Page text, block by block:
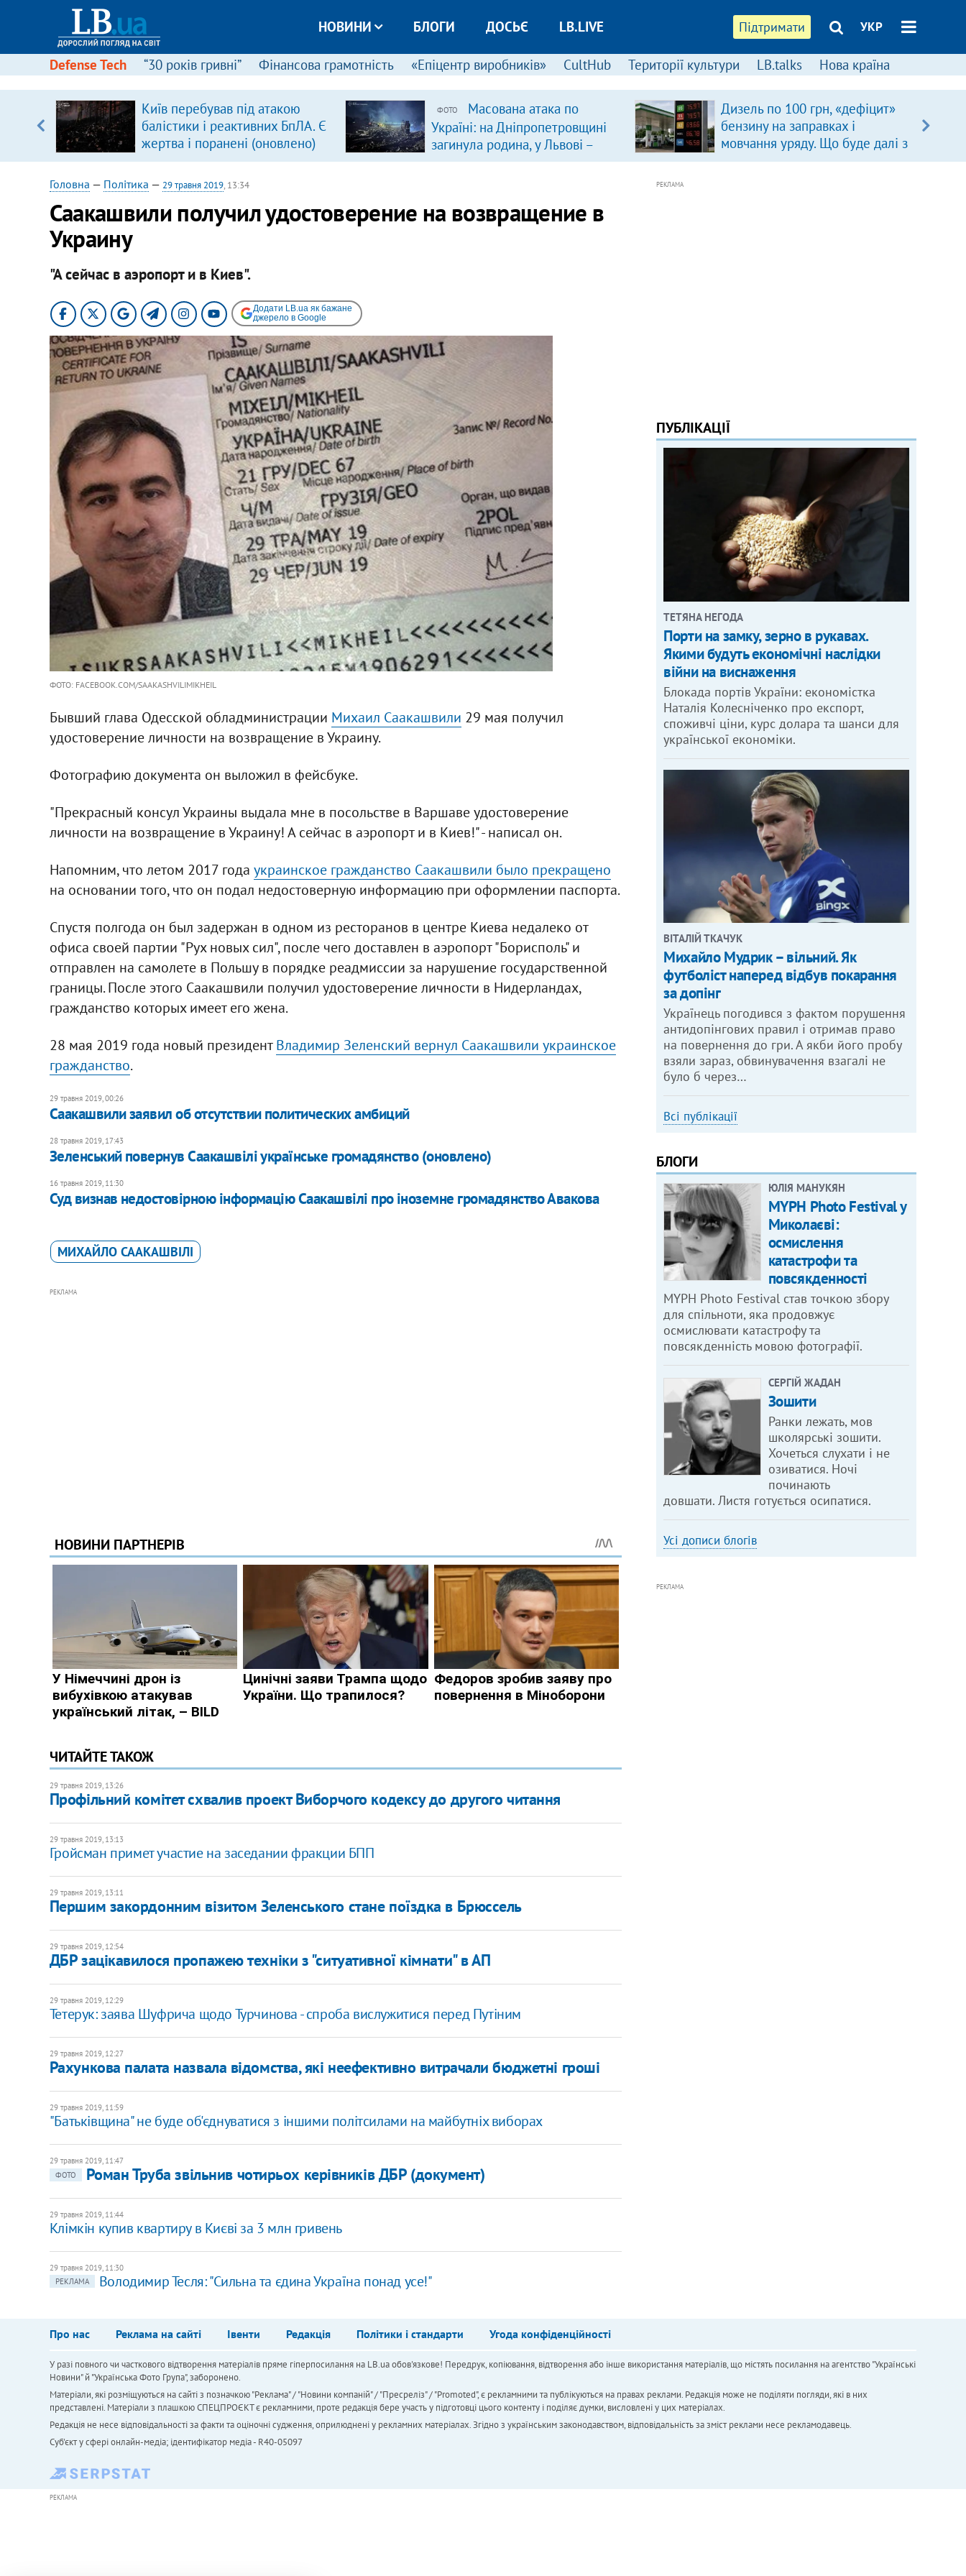
Підтримати УКР
НОВИНИ БЛОГИ ДОСЬЄ LB.LIVE
Defense Tech “30 років гривні” Фінансова грамотність «Епіцентр виробників» CultHub Території культури LB.talks Нова країна
Київ перебував під атакою
балістики і реактивних БпЛА. Є
жертва і поранені (оновлено)
ФОТО
Масована атака по
Україні: на Дніпропетровщині
загинула родина, у Львові –
удар по багатоповерхівках
Дизель по 100 грн, «дефіцит»
бензину на заправках і
мовчання уряду. Що буде далі з
цінами на пальне?
Головна — Політика — 29 травня 2019, 13:34
Саакашвили получил удостоверение на возвращение в
Украину
"А сейчас в аэропорт и в Киев".
Додати LB.ua як бажане
джерело в Google
ФОТО: FACEBOOK.COM/SAAKASHVILIMIKHEIL
Бывший глава Одесской обладминистрации Михаил Саакашвили 29 мая получил
удостоверение личности на возвращение в Украину.
Фотографию документа он выложил в фейсбуке.
"Прекрасный консул Украины выдала мне в посольстве в Варшаве удостоверение
личности на возвращение в Украину! А сейчас в аэропорт и в Киев!" - написал он.
Напомним, что летом 2017 года украинское гражданство Саакашвили было прекращено
на основании того, что он подал недостоверную информацию при оформлении паспорта.
Спустя полгода он был задержан в одном из ресторанов в центре Киева недалеко от
офиса своей партии "Рух новых сил", после чего доставлен в аэропорт "Борисполь" и
отправлен на самолете в Польшу в порядке реадмиссии за нарушение государственной
границы. После этого Саакашвили получил удостоверение личности в Нидерландах,
гражданство которых имеет его жена.
28 мая 2019 года новый президентВладимир Зеленский вернул Саакашвили украинское
гражданство.
29 травня 2019, 00:26
Саакашвили заявил об отсутствии политических амбиций
28 травня 2019, 17:43
Зеленський повернув Саакашвілі українське громадянство (оновлено)
16 травня 2019, 11:30
Суд визнав недостовірною інформацію Саакашвілі про іноземне громадянство Авакова
МИХАЙЛО СААКАШВІЛІ
РЕКЛАМА
ЧИТАЙТЕ ТАКОЖ
29 травня 2019, 13:26
Профільний комітет схвалив проект Виборчого кодексу до другого читання
29 травня 2019, 13:13
Гройсман примет участие на заседании фракции БПП
29 травня 2019, 13:11
Першим закордонним візитом Зеленського стане поїздка в Брюссель
29 травня 2019, 12:54
ДБР зацікавилося пропажею техніки з "ситуативної кімнати" в АП
29 травня 2019, 12:29
Тетерук: заява Шуфрича щодо Турчинова - спроба вислужитися перед Путіним
29 травня 2019, 12:27
Рахункова палата назвала відомства, які неефективно витрачали бюджетні гроші
29 травня 2019, 11:59
"Батьківщина" не буде об'єднуватися з іншими політсилами на майбутніх виборах
29 травня 2019, 11:47
ФОТО
Роман Труба звільнив чотирьох керівників ДБР (документ)
29 травня 2019, 11:44
Клімкін купив квартиру в Києві за 3 млн гривень
29 травня 2019, 11:30
РЕКЛАМА
Володимир Тесля: "Сильна та єдина Україна понад усе!"
РЕКЛАМА
ПУБЛІКАЦІЇ
ТЕТЯНА НЕГОДА
Порти на замку, зерно в рукавах.
Якими будуть економічні наслідки
війни на виснаження
Блокада портів України: економістка
Наталія Колесніченко про експорт,
споживчі ціни, курс долара та шанси для
української економіки.
ВІТАЛІЙ ТКАЧУК
Михайло Мудрик – вільний. Як
футболіст наперед відбув покарання
за допінг
Українець погодився з фактом порушення
антидопінгових правил і отримав право
на повернення до гри. А якби його пробу
взяли зараз, обвинувачення взагалі не
було б через…
Всі публікації
БЛОГИ
ЮЛІЯ МАНУКЯН
MYPH Photo Festival у
Миколаєві:
осмислення
катастрофи та
повсякденності
MYPH Photo Festival став точкою збору
для спільноти, яка продовжує
осмислювати катастрофу та
повсякденність мовою фотографії.
СЕРГІЙ ЖАДАН
Зошити
Ранки лежать, мов
школярські зошити.
Хочеться слухати і не
озиватися. Ночі
починають
довшати. Листя готується осипатися.
Усі дописи блогів
РЕКЛАМА
Про нас Реклама на сайті Івенти Редакція Політики і стандарти Угода конфіденційності
У разі повного чи часткового відтворення матеріалів пряме гіперпосилання на LB.ua обов'язкове! Передрук, копіювання, відтворення або інше використання матеріалів, що містять посилання на агентство "Українськi
Новини" й "Українська Фото Група", заборонено.
Матеріали, які розміщуються на сайті з позначкою "Реклама" / "Новини компаній" / "Пресреліз" / "Promoted", є рекламними та публікуються на правах реклами. Редакція може не поділяти погляди, які в них
представлені. Матеріали з плашкою СПЕЦПРОЄКТ є рекламними, проте редакція бере участь у підготовці цього контенту і поділяє думки, висловлені у цих матеріалах.
Редакція не несе відповідальності за факти та оціночні судження, оприлюднені у рекламних матеріалах. Згідно з українським законодавством, відповідальність за зміст реклами несе рекламодавець.
Cуб'єкт у сфері онлайн-медіа; ідентифікатор медіа - R40-05097
РЕКЛАМА